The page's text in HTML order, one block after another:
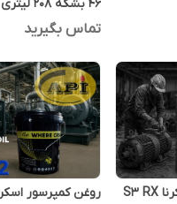
46 بشکه 208 لیتری
تماس بگیرید
روغن کمپرسور اسکرو کرنا S3 RX